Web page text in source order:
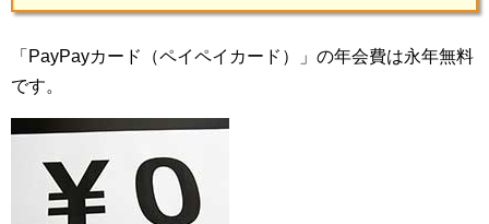
「PayPayカード（ペイペイカード）」の年会費は永年無料
です。